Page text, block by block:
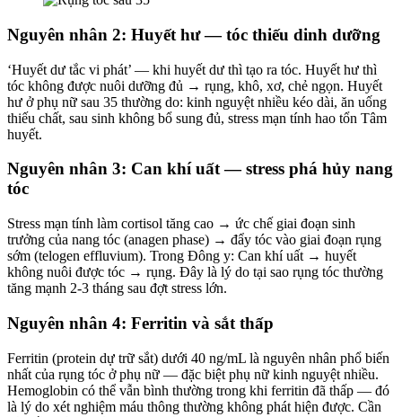
Nguyên nhân 2: Huyết hư — tóc thiếu dinh dưỡng
‘Huyết dư tắc vi phát’ — khi huyết dư thì tạo ra tóc. Huyết hư thì
tóc không được nuôi dưỡng đủ → rụng, khô, xơ, chẻ ngọn. Huyết
hư ở phụ nữ sau 35 thường do: kinh nguyệt nhiều kéo dài, ăn uống
thiếu chất, sau sinh không bổ sung đủ, stress mạn tính hao tổn Tâm
huyết.
Nguyên nhân 3: Can khí uất — stress phá hủy nang
tóc
Stress mạn tính làm cortisol tăng cao → ức chế giai đoạn sinh
trưởng của nang tóc (anagen phase) → đẩy tóc vào giai đoạn rụng
sớm (telogen effluvium). Trong Đông y: Can khí uất → huyết
không nuôi được tóc → rụng. Đây là lý do tại sao rụng tóc thường
tăng mạnh 2-3 tháng sau đợt stress lớn.
Nguyên nhân 4: Ferritin và sắt thấp
Ferritin (protein dự trữ sắt) dưới 40 ng/mL là nguyên nhân phổ biến
nhất của rụng tóc ở phụ nữ — đặc biệt phụ nữ kinh nguyệt nhiều.
Hemoglobin có thể vẫn bình thường trong khi ferritin đã thấp — đó
là lý do xét nghiệm máu thông thường không phát hiện được. Cần